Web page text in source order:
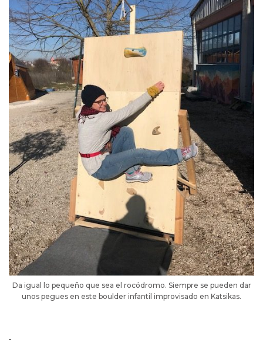
Da igual lo pequeño que sea el rocódromo. Siempre se pueden dar
unos pegues en este boulder infantil improvisado en Katsikas.